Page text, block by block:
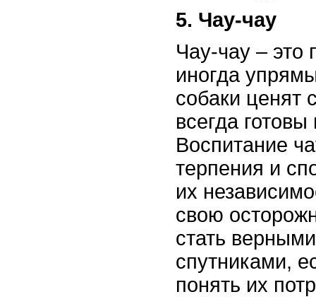
5. Чау-чау
Чау-чау – это
иногда
собаки ценят
всегда
Воспитание
терпения и
их
свою
стать
спутниками,
понять их